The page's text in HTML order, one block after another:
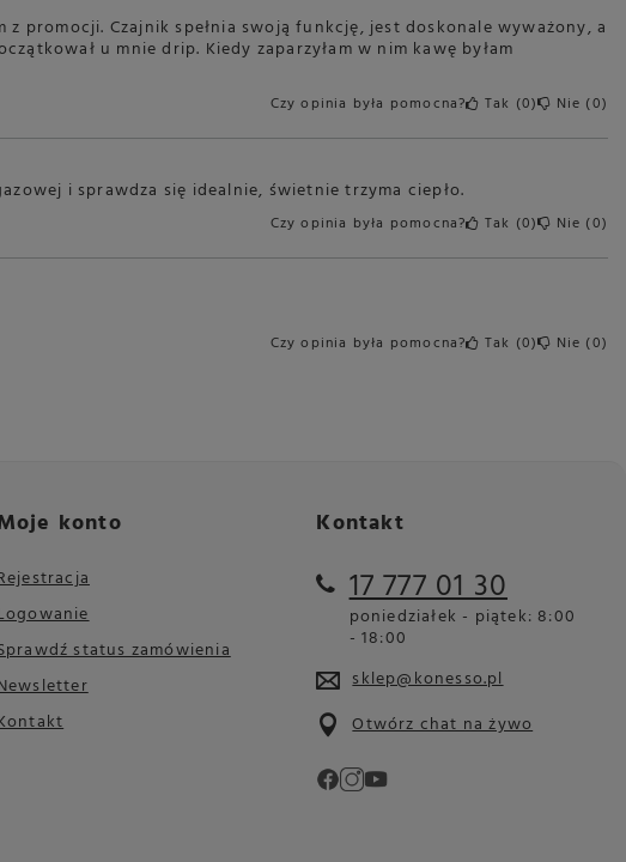
z promocji. Czajnik spełnia swoją funkcję, jest doskonale wyważony, a
u mnie drip. Kiedy zaparzyłam w nim kawę byłam
Czy opinia była pomocna? Tak 0 Nie 0
i sprawdza się idealnie, świetnie trzyma ciepło.
Czy opinia była pomocna? Tak 0 Nie 0
Czy opinia była pomocna? Tak 0 Nie 0
konto
status zamówienia
Kontakt
17 777 01 30
poniedziałek - piątek: 8:00
- 18:00
sklep@konesso.pl
Otwórz chat na żywo